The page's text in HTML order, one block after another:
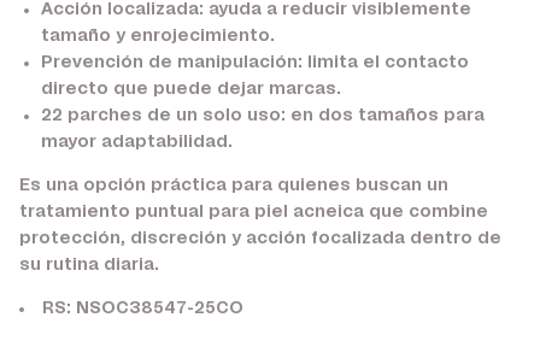
Acción localizada: ayuda a reducir visiblemente
tamaño y enrojecimiento.
Prevención de manipulación: limita el contacto
directo que puede dejar marcas.
22 parches de un solo uso: en dos tamaños para
mayor adaptabilidad.
Es una opción práctica para quienes buscan un
tratamiento puntual para piel acneica que combine
protección, discreción y acción focalizada dentro de
su rutina diaria.
RS: NSOC38547-25CO